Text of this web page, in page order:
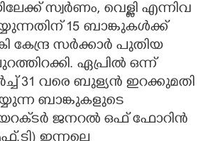
സ്വർണം, വെള്ളി എന്നിവ
15 ബാങ്കുകൾക്ക്
സർക്കാർ പുതിയ
ഏപ്രിൽ ഒന്ന്
31 വരെ ബുള്യൻ ഇറക്കുമതി
ബാങ്കുകളുടെ
ജനറൽ ഒഫ് ഫോറിൻ